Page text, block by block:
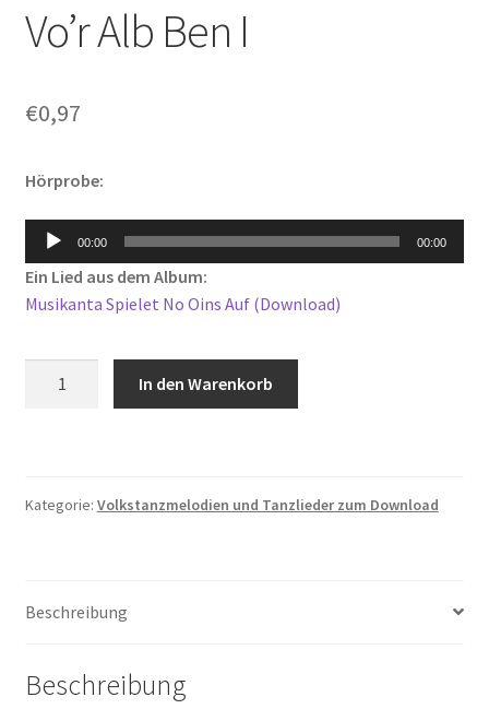
Vo’r Alb Ben I
€0,97
Hörprobe:
Audio-
Player
00:00 00:00
Ein Lied aus dem Album:
Musikanta Spielet No Oins Auf (Download)
In den Warenkorb
Kategorie: Volkstanzmelodien und Tanzlieder zum Download
Beschreibung
Beschreibung